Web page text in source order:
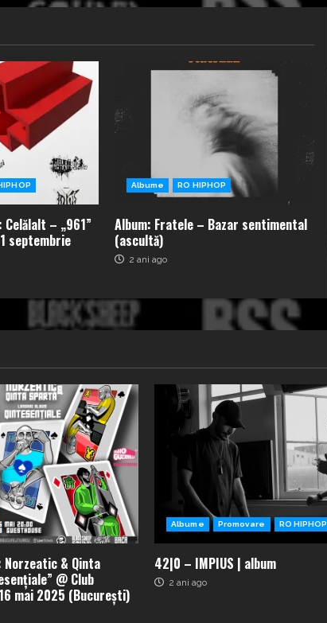
– „961”
septembrie
Albume RO HIPHOP
Album: Fratele – Bazar sentimental
(ascultă)
2 ani ago
Norzeatic & Qinta
@ Club
mai 2025 (București)
Albume Promovare RO HIPHOP
42|0 – IMPIUS | album
2 ani ago